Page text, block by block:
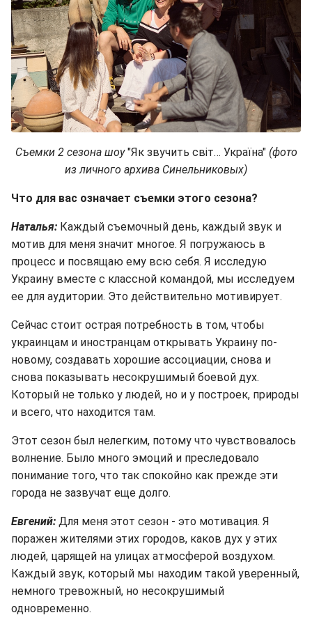
Съемки 2 сезона шоу"Як звучить світ… Україна"(фото
из личного архива Синельниковых)
Что для вас означает съемки этого сезона?
Наталья: Каждый съемочный день, каждый звук и
мотив для меня значит многое. Я погружаюсь в
процесс и посвящаю ему всю себя. Я исследую
Украину вместе с классной командой, мы исследуем
ее для аудитории. Это действительно мотивирует.
Сейчас стоит острая потребность в том, чтобы
украинцам и иностранцам открывать Украину по-
новому, создавать хорошие ассоциации, снова и
снова показывать несокрушимый боевой дух.
Который не только у людей, но и у построек, природы
и всего, что находится там.
Этот сезон был нелегким, потому что чувствовалось
волнение. Было много эмоций и преследовало
понимание того, что так спокойно как прежде эти
города не зазвучат еще долго.
Евгений: Для меня этот сезон - это мотивация. Я
поражен жителями этих городов, каков дух у этих
людей, царящей на улицах атмосферой воздухом.
Каждый звук, который мы находим такой уверенный,
немного тревожный, но несокрушимый
одновременно.